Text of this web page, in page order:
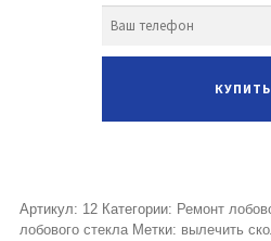
Артикул: 12 Категории: Ремонт
лобового стекла Метки: вылечить